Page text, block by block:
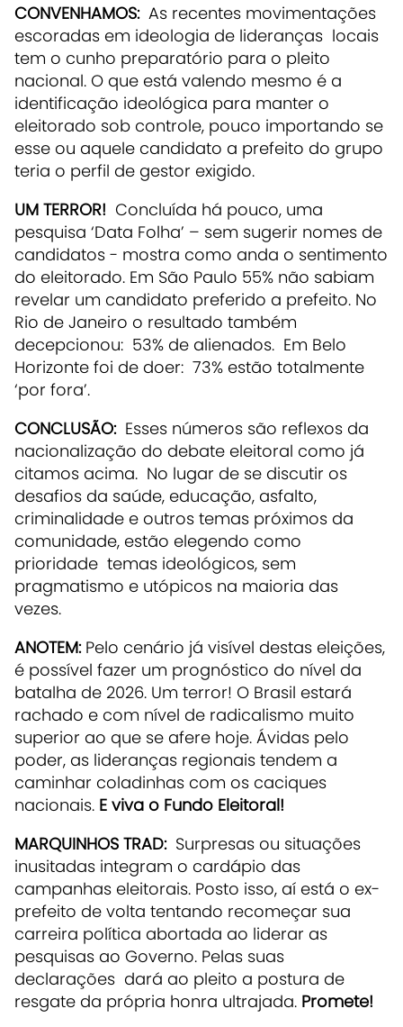
CONVENHAMOS:As recentes movimentações
escoradas em ideologia de lideranças locais
tem o cunho preparatório para o pleito
nacional. O que está valendo mesmo é a
identificação ideológica para manter o
eleitorado sob controle, pouco importando se
esse ou aquele candidato a prefeito do grupo
teria o perfil de gestor exigido.
UM TERROR! Concluída há pouco, uma
pesquisa ‘Data Folha’ – sem sugerir nomes de
candidatos - mostra como anda o sentimento
do eleitorado. Em São Paulo 55% não sabiam
revelar um candidato preferido a prefeito. No
Rio de Janeiro o resultado também
decepcionou: 53% de alienados. Em Belo
Horizonte foi de doer: 73% estão totalmente
‘por fora’.
CONCLUSÃO: Esses números são reflexos da
nacionalização do debate eleitoral como já
citamos acima. No lugar de se discutir os
desafios da saúde, educação, asfalto,
criminalidade e outros temas próximos da
comunidade, estão elegendo como
prioridade temas ideológicos, sem
pragmatismo e utópicos na maioria das
vezes.
ANOTEM:Pelo cenário já visível destas eleições,
é possível fazer um prognóstico do nível da
batalha de 2026. Um terror! O Brasil estará
rachado e com nível de radicalismo muito
superior ao que se afere hoje. Ávidas pelo
poder, as lideranças regionais tendem a
caminhar coladinhas com os caciques
nacionais. E viva o Fundo Eleitoral!
MARQUINHOS TRAD: Surpresas ou situações
inusitadas integram o cardápio das
campanhas eleitorais. Posto isso, aí está o ex-
prefeito de volta tentando recomeçar sua
carreira política abortada ao liderar as
pesquisas ao Governo. Pelas suas
declarações dará ao pleito a postura de
resgate da própria honra ultrajada. Promete!